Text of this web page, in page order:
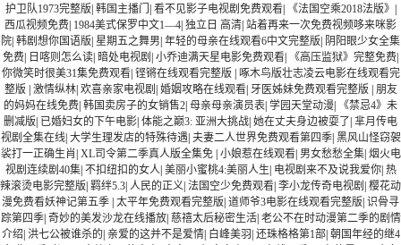
护卫队1973完整版| 韩国主播门 | 看不见影子电视剧免费观看| 《法国空乘2018法版》 |
西瓜视频免费| 1984美式保罗中文1—4| 独立日 高清| 站着再来一次免费视频哆来咪影
院| 韩剧想你国语版| 星期五之舞男| 年轻的母亲在线观看6中文完整版| 阴阳眼少女全集
免费| 日喀则怎么读| 暗处电视剧 | 小乔迪满天星电影免费观看| 《高压监狱》完整免费|
你微笑时很美31集免费观看| 铿锵在线观看完整版 | 啄木鸟版壮志凌云电影在线观看完
整版 | 激情纵林| 欢喜亲家电视剧 | 婚姻攻略在线观看| 牙医姊妹免费观看完整版 | 朋友
的妈妈在线免费| 韩国卖房子的女销售2| 母亲母亲演员表| 学园天堂动漫|
《禁忌4》未
删减版| 已婚妇女的下午电影| 体能之巅3: 亚洲大挑战| 她在丈夫身边被耍了| 芈月传电
视剧全集在线| 大学生理发店的特殊待遇| 夫妻二人世界免费观看第四季| 黑风山怪窃袈
裟打一正确生肖| XL司令第二季真人版全集免 | 小娘惹在线观看| 男女愁愁全集| 烟火电
视剧连续剧40集| 不扣纽扣的女人| 美丽小蜜桃4:美丽人生| 电视剧来不及说我爱你| 热
辣滚烫电影完整版| 羁绊5.3| 人民的正义| 法国空少免费观看| 李小龙传奇电视剧 | 樱花动
漫免费看妖神记第五季 | 太平年免费观看完整版| 道师爷3电影在线观看完整版| 识骨寻
踪第四季| 奇妙的美发沙龙在线播放| 慈禧太后秘密生活| 老公不在时动漫第二季的剧情
介绍| 洪七公被谁杀的| 亲爱的这并不是爱情| 白峰美羽| 还珠格格第1部| 朝国年经的继4